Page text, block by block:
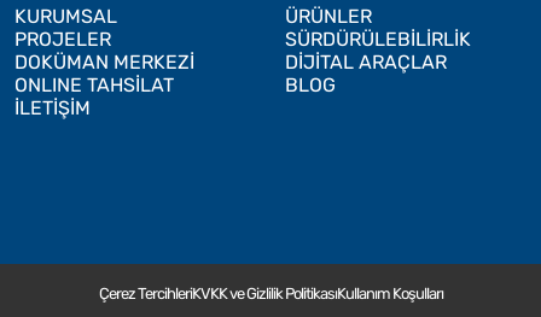
KURUMSAL
ÜRÜNLER
PROJELER
SÜRDÜRÜLEBİLİRLİK
DOKÜMAN MERKEZİ
DİJİTAL ARAÇLAR
ONLINE TAHSİLAT
BLOG
İLETİŞİM
Çerez TercihleriKVKK ve Gizlilik PolitikasıKullanım Koşulları